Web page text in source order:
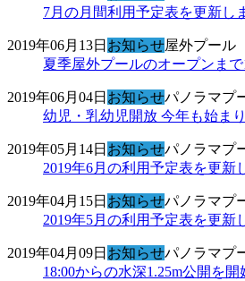
7月の月間利用予定表を更新し
2019年06月13日 お知らせ屋外プール
夏季屋外プールのオープンまで
2019年06月04日 お知らせパノラマプ
幼児・乳幼児開放 今年も始ま
2019年05月14日 お知らせパノラマプ
2019年6月の利用予定表を更新
2019年04月15日 お知らせパノラマプ
2019年5月の利用予定表を更新
2019年04月09日 お知らせパノラマプ
18:00からの水深1.25m公開を開